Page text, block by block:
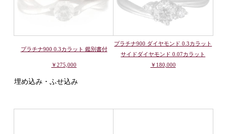
プラチナ900 0.3カラット 鑑別書付
￥275,000
プラチナ900 ダイヤモンド 0.3カラット
サイドダイヤモンド 0.07カラット
￥180,000
埋め込み・ふせ込み